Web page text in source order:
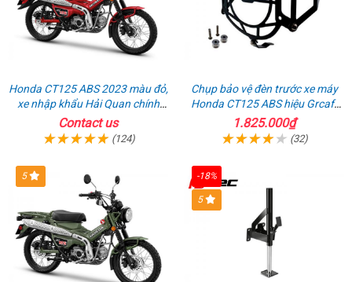
Honda CT125 ABS 2023 màu đỏ,
xe nhập khẩu Hải Quan chính
ngạch
Contact us
(124)
Chụp bảo vệ đèn trước xe máy
Honda CT125 ABS hiệu Grcaft
chính hãng
1.825.000₫
(32)
5 -18%
5